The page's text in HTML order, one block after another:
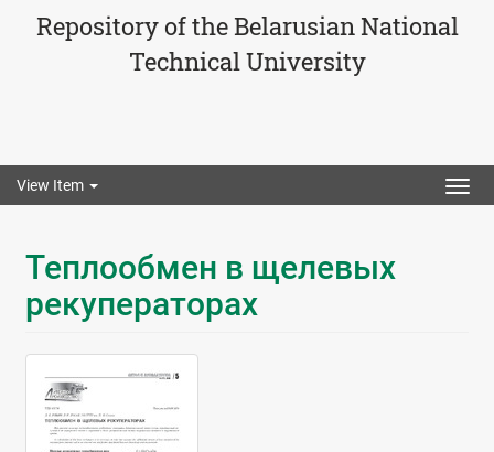
Repository of the Belarusian National
Technical University
View Item
Теплообмен в щелевых
рекуператорах